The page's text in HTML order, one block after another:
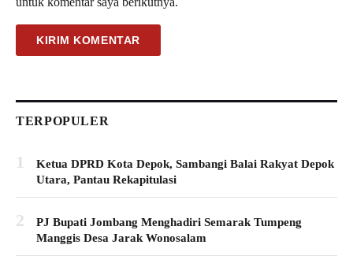
TERPOPULER
1
Ketua DPRD Kota Depok, Sambangi Balai Rakyat Depok
Utara, Pantau Rekapitulasi
2
PJ Bupati Jombang Menghadiri Semarak Tumpeng
Manggis Desa Jarak Wonosalam